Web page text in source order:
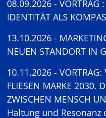
08.09.2026 - VORTRAG
IDENTITÄT ALS
13.10.2026 -
NEUEN STANDORT IN
10.11.2026 - VORTRAG:
FLIESEN MARKE 2030.
ZWISCHEN MENSCH
Haltung und Resonanz